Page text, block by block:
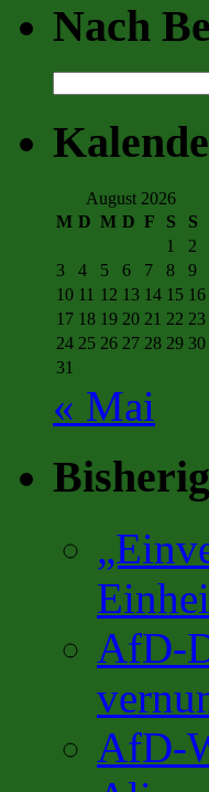
Nach
nach:
August 2026
M D M D F S
S
1
2
3
4 5 6 7 8
9
10 11 12 13 14 15 16
17 18 19 20 21 22 23
24 25 26 27 28 29 30
31
« Mai
AfD-
AfD-